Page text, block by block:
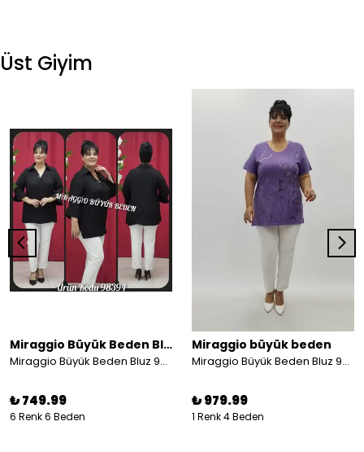
Üst Giyim
Miraggio Büyük Beden Bluz
Miraggio Büyük Beden Bluz 98394
₺ 749.99
6 Renk 6 Beden
Miraggio büyük beden
Miraggio Büyük Beden Bluz 99913 LİLA
₺ 979.99
1 Renk 4 Beden